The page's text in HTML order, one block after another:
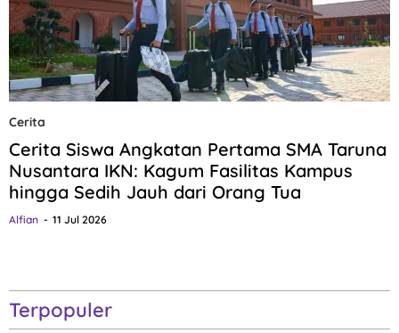
Cerita
Cerita Siswa Angkatan Pertama SMA Taruna
Nusantara IKN: Kagum Fasilitas Kampus
hingga Sedih Jauh dari Orang Tua
Alfian 11 Jul 2026
Terpopuler